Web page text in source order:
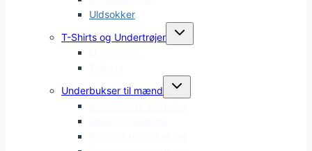
Uldsokker
T-Shirts og Undertrøjer
Skift
undermenu
Underbukser til mænd
Skift
undermenu